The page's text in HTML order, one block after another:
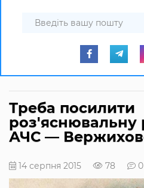
Треба посилити
роз'яснювальну
АЧС —
14 серпня 2015 78 0